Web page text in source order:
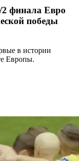
2 финала Евро
победы
в истории
Европы.